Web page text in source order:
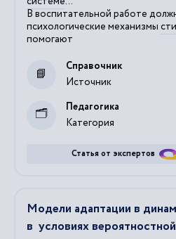
В воспитательной работе
психологические механизмы
помогают
Источник
Справочник
Категория
Педагогика
Статья от экспертов
Модели адаптации в
в условиях